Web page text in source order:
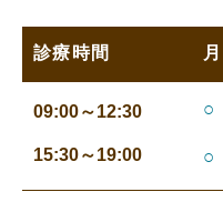
診療時間 月
09:00～12:30 ○
15:30～19:00 ○